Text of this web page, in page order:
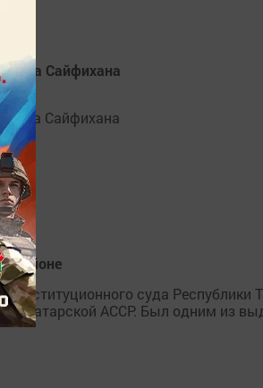
Сайфихана
Сайфихана
районе
суда Республики
Татарской АССР. Был одним из